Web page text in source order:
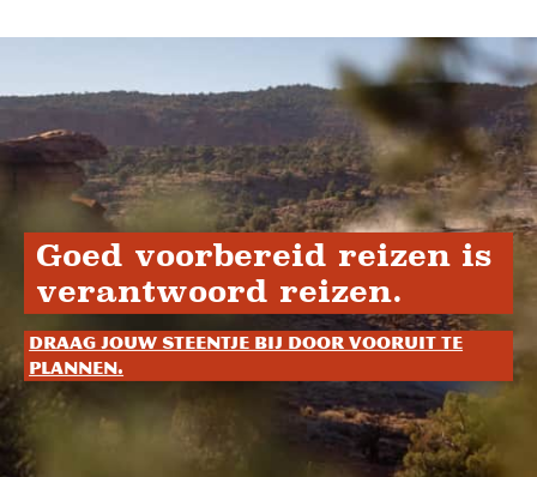
Goed voorbereid reizen is
verantwoord reizen.
Draag jouw steentje bij door vooruit te
plannen.